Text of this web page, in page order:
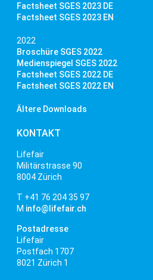
Factsheet SGES 2023 DE
Factsheet SGES 2023 EN
2022
Broschüre SGES 2022
Medienspiegel SGES 2022
Factsheet SGES 2022 DE
Factsheet SGES 2022 EN
Ältere Downloads
KONTAKT
Lifefair
Militärstrasse 90
8004 Zürich
T +41 76 204 35 97
M info@lifefair.ch
Postadresse
Lifefair
Postfach 1707
8021 Zürich 1